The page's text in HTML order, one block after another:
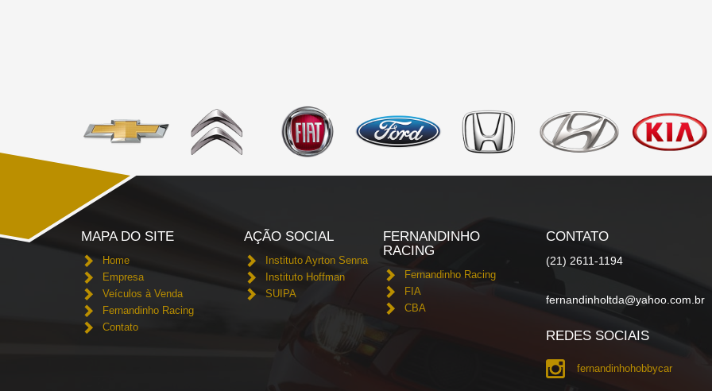
MAPA DO SITE
Home
Empresa
Veículos à Venda
Fernandinho Racing
Contato
AÇÃO SOCIAL
Instituto Ayrton Senna
Instituto Hoffman
SUIPA
FERNANDINHO
RACING
Fernandinho Racing
FIA
CBA
CONTATO
(21) 2611-1194
fernandinholtda@yahoo.com.br
REDES SOCIAIS
fernandinhohobbycar